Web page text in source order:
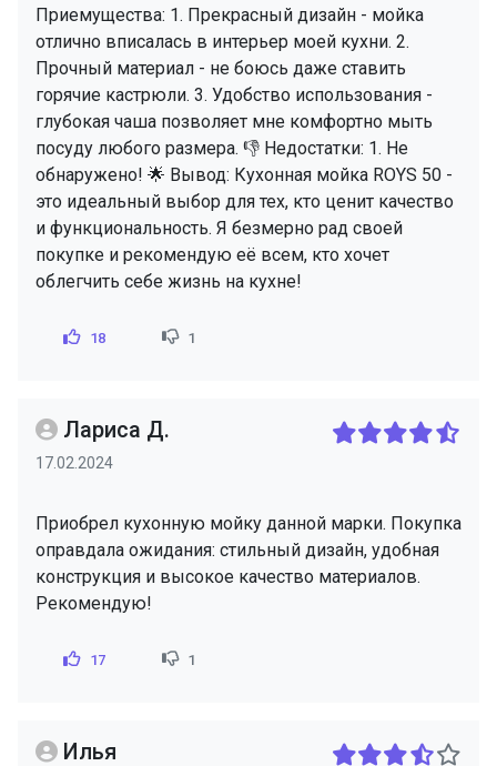
Приемущества: 1. Прекрасный дизайн - мойка
отлично вписалась в интерьер моей кухни. 2.
Прочный материал - не боюсь даже ставить
горячие кастрюли. 3. Удобство использования -
глубокая чаша позволяет мне комфортно мыть
посуду любого размера. 👎 Недостатки: 1. Не
обнаружено! 🌟 Вывод: Кухонная мойка ROYS 50 -
это идеальный выбор для тех, кто ценит качество
и функциональность. Я безмерно рад своей
покупке и рекомендую её всем, кто хочет
облегчить себе жизнь на кухне!
18 1
Лариса Д.
17.02.2024
Приобрел кухонную мойку данной марки. Покупка
оправдала ожидания: стильный дизайн, удобная
конструкция и высокое качество материалов.
Рекомендую!
17 1
Илья